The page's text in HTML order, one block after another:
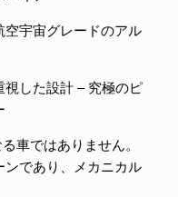
空宇宙グレードのアル
した設計 – 究極のピ
車ではありません。
ンであり、メカニカル